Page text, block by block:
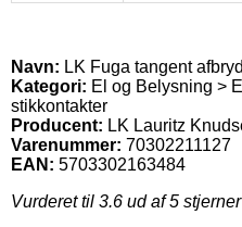
Navn: LK Fuga tangent
Kategori: El og Belysning >
stikkontakter
Producent: LK Lauritz
Varenummer: 70302211127
EAN: 5703302163484
Vurderet til 3.6 ud af 5